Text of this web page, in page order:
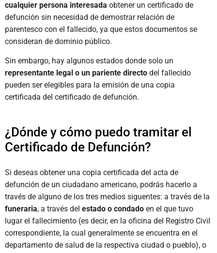
cualquier persona interesada obtener un certificado de
defunción sin necesidad de demostrar relación de
parentesco con el fallecido, ya que estos documentos se
consideran de dominio público.
Sin embargo, hay algunos estados donde solo un
representante legal o un pariente directo del fallecido
pueden ser elegibles para la emisión de una copia
certificada del certificado de defunción.
¿Dónde y cómo puedo tramitar el
Certificado de Defunción?
Si deseas obtener una copia certificada del acta de
defunción de un ciudadano americano, podrás hacerlo a
través de alguno de los tres medios siguentes: a través de la
funeraria, a través del estado o condado en el que tuvo
lugar el fallecimiento (es decir, en la oficina del Registro Civil
correspondiente, la cual generalmente se encuentra en el
departamento de salud de la respectiva ciudad o pueblo), o